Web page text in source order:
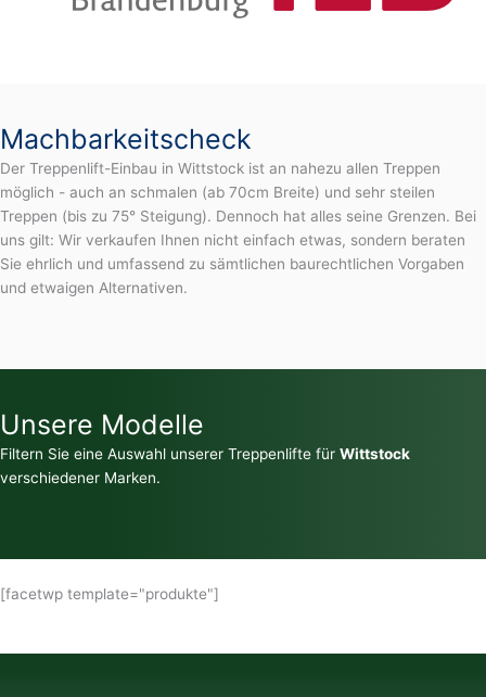
Machbarkeitscheck
Der Treppenlift-Einbau in Wittstock ist an nahezu allen Treppen
möglich - auch an schmalen (ab 70cm Breite) und sehr steilen
Treppen (bis zu 75° Steigung). Dennoch hat alles seine Grenzen. Bei
uns gilt: Wir verkaufen Ihnen nicht einfach etwas, sondern beraten
Sie ehrlich und umfassend zu sämtlichen baurechtlichen Vorgaben
und etwaigen Alternativen.
Unsere Modelle
Filtern Sie eine Auswahl unserer Treppenlifte für Wittstock
verschiedener Marken.
[facetwp template="produkte"]